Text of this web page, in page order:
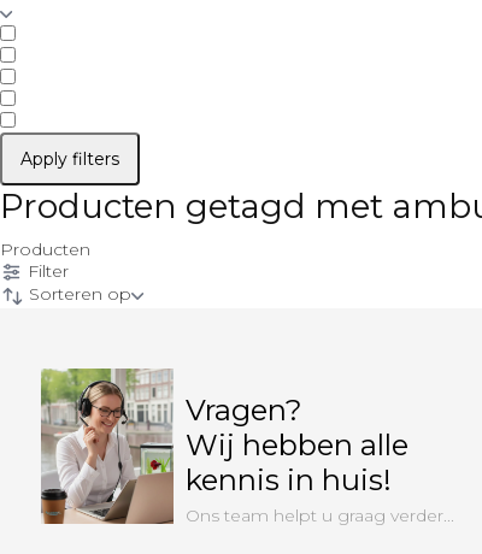
Apply filters
Producten getagd met
Producten
Filter
Sorteren op
Vragen?
Wij hebben alle
kennis in huis!
Ons team helpt u graag verder...